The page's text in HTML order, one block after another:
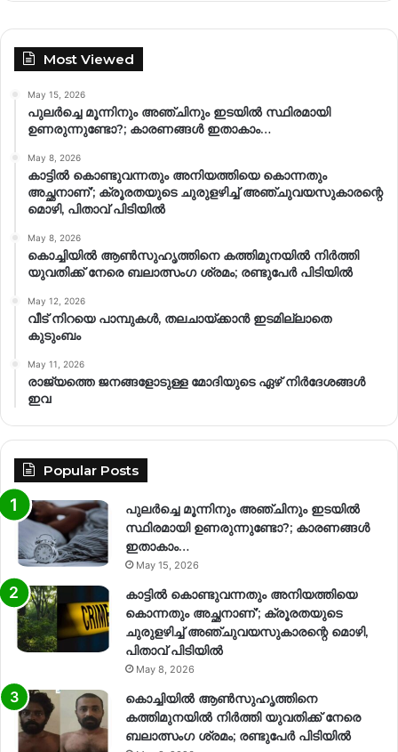
Most Viewed
May 15, 2026
പുലർച്ചെ മൂന്നിനും അഞ്ചിനും ഇടയിൽ സ്ഥിരമായി
ഉണരുന്നുണ്ടോ?; കാരണങ്ങള്‍ ഇതാകാം…
May 8, 2026
കാട്ടിൽ കൊണ്ടുവന്നതും അനിയത്തിയെ കൊന്നതും
അച്ഛനാണ്’; ക്രൂരതയുടെ ചുരുളഴിച്ച് അഞ്ചുവയസുകാരന്റെ
മൊഴി, പിതാവ് പിടിയിൽ
May 8, 2026
കൊച്ചിയിൽ ആൺസുഹൃത്തിനെ കത്തിമുനയിൽ നിർത്തി
യുവതിക്ക് നേരെ ബലാത്സംഗ​ ശ്രമം; രണ്ടുപേർ പിടിയിൽ
May 12, 2026
വീട് നിറയെ പാമ്പുകൾ, തലചായ്ക്കാൻ ഇടമില്ലാതെ
കുടുംബം
May 11, 2026
രാജ്യത്തെ ജനങ്ങളോടുള്ള മോദിയുടെ ഏഴ് നിര്‍ദേശങ്ങള്‍
ഇവ
Popular Posts
പുലർച്ചെ മൂന്നിനും അഞ്ചിനും ഇടയിൽ
സ്ഥിരമായി ഉണരുന്നുണ്ടോ?; കാരണങ്ങള്‍
ഇതാകാം…
May 15, 2026
കാട്ടിൽ കൊണ്ടുവന്നതും അനിയത്തിയെ
കൊന്നതും അച്ഛനാണ്’; ക്രൂരതയുടെ
ചുരുളഴിച്ച് അഞ്ചുവയസുകാരന്റെ മൊഴി,
പിതാവ് പിടിയിൽ
May 8, 2026
കൊച്ചിയിൽ ആൺസുഹൃത്തിനെ
കത്തിമുനയിൽ നിർത്തി യുവതിക്ക് നേരെ
ബലാത്സംഗ​ ശ്രമം; രണ്ടുപേർ പിടിയിൽ